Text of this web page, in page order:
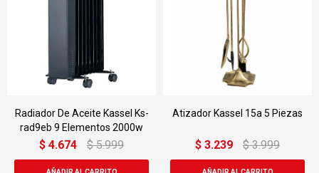
Radiador De Aceite Kassel Ks-
rad9eb 9 Elementos 2000w
$ 4.674 $ 5.999
Atizador Kassel 15a 5 Piezas
$ 3.239 $ 3.999